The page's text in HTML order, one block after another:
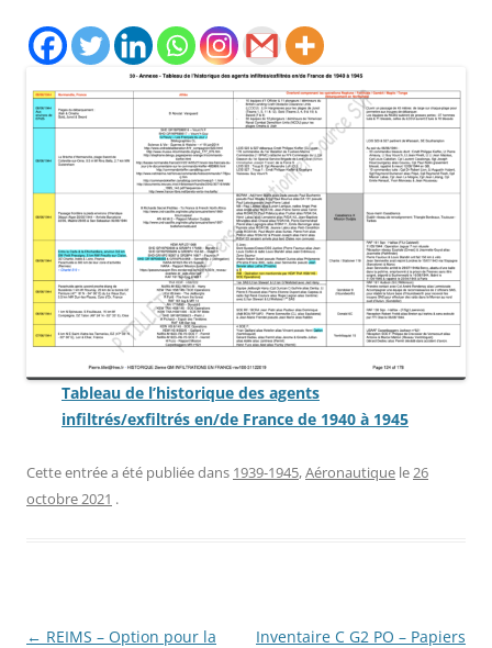
Tableau de l’historique des agents
infiltrés/exfiltrés en/de France de 1940 à 1945
Cette entrée a été publiée dans 1939-1945,Aéronautique le26
octobre 2021 .
Navigation
← REIMS – Option pour la
Inventaire C G2 PO – Papiers